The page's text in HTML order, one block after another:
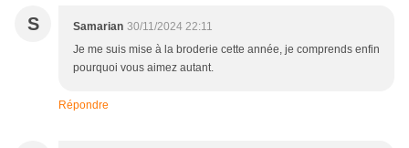
S Samarian 30/11/2024 22:11
Je me suis mise à la broderie cette année, je comprends enfin
pourquoi vous aimez autant.
Répondre